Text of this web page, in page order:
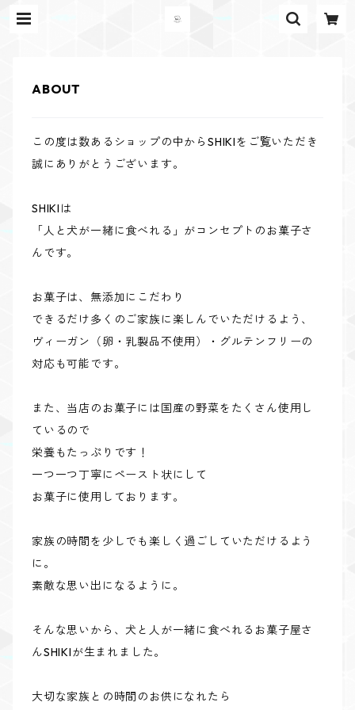
ABOUT
この度は数あるショップの中からSHIKIをご覧いただき
誠にありがとうございます。
SHIKIは
「人と犬が一緒に食べれる」がコンセプトのお菓子さ
んです。
お菓子は、無添加にこだわり
できるだけ多くのご家族に楽しんでいただけるよう、
ヴィーガン（卵・乳製品不使用）・グルテンフリーの
対応も可能です。
また、当店のお菓子には国産の野菜をたくさん使用し
ているので
栄養もたっぷりです！
一つ一つ丁寧にペースト状にして
お菓子に使用しております。
家族の時間を少しでも楽しく過ごしていただけるよう
に。
素敵な思い出になるように。
そんな思いから、犬と人が一緒に食べれるお菓子屋さ
んSHIKIが生まれました。
大切な家族との時間のお供になれたら